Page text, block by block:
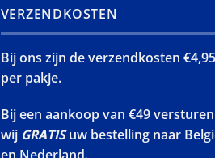
VERZENDKOSTEN
Bij ons zijn de verzendkosten €4,95
per pakje.
Bij een aankoop van €49 versturen
wij GRATISuw bestelling naar